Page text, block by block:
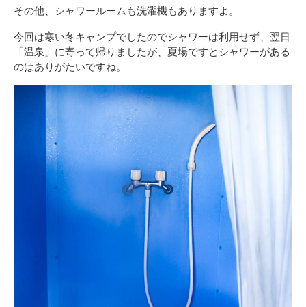
その他、シャワールームも洗濯機もありますよ。
今回は寒い冬キャンプでしたのでシャワーは利用せず、翌日
「温泉」に寄って帰りましたが、夏場ですとシャワーがある
のはありがたいですね。